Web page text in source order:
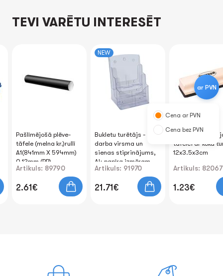
TEVI VARĒTU INTERESĒT
Pašlīmējošā plēve-
tāfele (melna kr.)rullī
A1(841mm X 594mm)
0.12mm (PP)
Artikuls: 89790
2.61€
NEW
Bukletu turētājs -
darba virsma un
sienas stiprinājums,
A4 papīra izmēram
FOROFIS
Artikuls: 91970
21.71€
Švammīte
tāfelei ar koka
12x3.5x3cm
Artikuls: 82067
1.23€
ar PVN
Cena ar PVN
Cena bez PVN